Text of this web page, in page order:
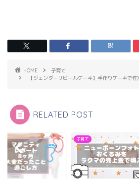
HOME
子育て
【ジェンダーリビールケーキ】手作りケーキで
RELATED POST
子育て